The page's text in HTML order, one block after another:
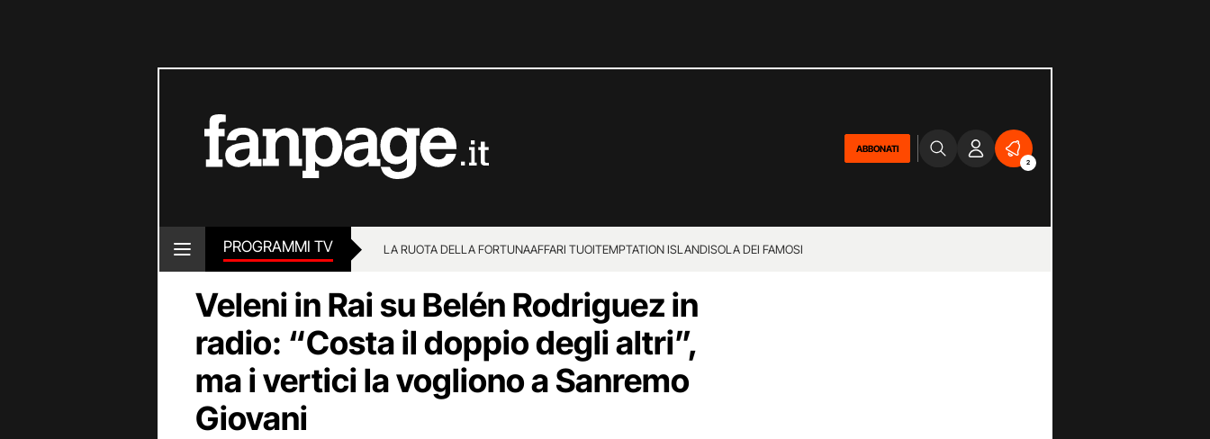
ABBONATI
2
PROGRAMMI TV LA RUOTA DELLA FORTUNAAFFARI TUOITEMPTATION ISLANDISOLA DEI FAMOSI
Veleni in Rai su Belén Rodriguez in
radio: “Costa il doppio degli altri”,
ma i vertici la vogliono a Sanremo
Giovani